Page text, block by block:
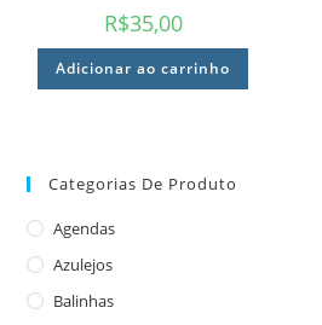
R$35,00
Adicionar ao carrinho
Categorias De Produto
Agendas
Azulejos
Balinhas